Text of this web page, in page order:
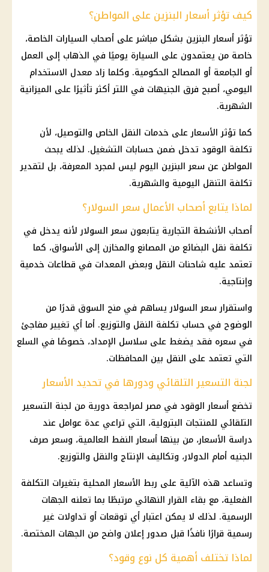
كيف تؤثر أسعار البنزين على المواطن؟
تؤثر أسعار البنزين بشكل مباشر على أصحاب السيارات الخاصة،
خاصة من يعتمدون على السيارة يوميًا في الذهاب إلى العمل
أو الجامعة أو المصالح الحكومية. وكلما زاد معدل الاستخدام
اليومي، أصبح فرق الجنيهات في اللتر أكثر تأثيرًا على الميزانية
الشهرية.
كما تؤثر الأسعار على خدمات النقل الخاص والتوصيل، لأن
تكلفة الوقود تدخل ضمن حسابات التشغيل. لذلك يبحث
المواطن عن سعر البنزين اليوم ليس لمجرد المعرفة، بل لتقدير
تكلفة التنقل اليومية والشهرية.
لماذا يتابع أصحاب الأعمال سعر السولار؟
أصحاب الأنشطة التجارية يتابعون سعر السولار لأنه يدخل في
تكلفة نقل البضائع من المصانع والمخازن إلى الأسواق، كما
تعتمد عليه شاحنات النقل وبعض المعدات في قطاعات خدمية
وإنتاجية.
واستقرار سعر السولار يساهم في منح السوق قدرًا من
الوضوح في حساب تكلفة النقل والتوزيع. أما أي تغيير مفاجئ
في سعره فقد يضغط على سلاسل الإمداد، خصوصًا في السلع
التي تعتمد على النقل بين المحافظات.
لجنة التسعير التلقائي ودورها في تحديد الأسعار
تخضع أسعار الوقود في مصر لمراجعة دورية من لجنة التسعير
التلقائي للمنتجات البترولية، التي تراعي عدة عوامل عند
دراسة الأسعار، من بينها أسعار النفط العالمية، وسعر صرف
الجنيه أمام الدولار، وتكاليف الإنتاج والنقل والتوزيع.
وتساعد هذه الآلية على ربط الأسعار المحلية بتغيرات التكلفة
الفعلية، مع بقاء القرار النهائي مرتبطًا بما تعلنه الجهات
الرسمية. لذلك لا يمكن اعتبار أي توقعات أو تداولات غير
رسمية قرارًا نافذًا قبل صدور إعلان واضح من الجهات المختصة.
لماذا تختلف أهمية كل نوع وقود؟